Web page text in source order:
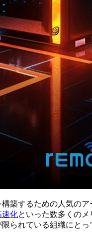
築するための人気の
速化といった数多くの
られている組織にとっ